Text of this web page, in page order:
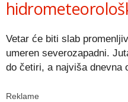
Vetar će biti slab
umeren severozapadni.
do četiri, a najviša dnevna
Reklame